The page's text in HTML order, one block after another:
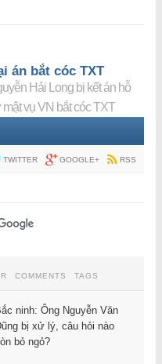
án bắt cóc TXT
Hải Long bị kết án hỗ
mật vụ VN bắt cóc TXT
TWITTER GOOGLE+ RSS
COMMENTS TAGS
ninh: Ông Nguyễn Văn
bị xử lý, câu hỏi nào
bỏ ngỏ?